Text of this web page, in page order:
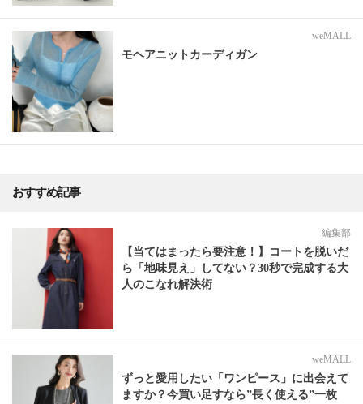
weMALL
モヘアニットカーディガン
おすすめ記事
編集部
【当てはまったら要注意！】コートを脱いだ
ら「地味見え」してない？30秒で完成する大
人のこなれ解決術
weMALL
ずっと愛用したい「ワンピース」に出会えて
ますか？今買い足すなら”長く使える”一枚